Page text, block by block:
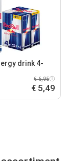
drink 4-
€ 6,95
€ 5,49